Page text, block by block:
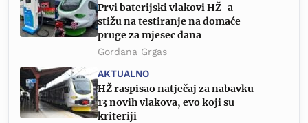
Prvi baterijski vlakovi HŽ-a
stižu na testiranje na domaće
pruge za mjesec dana
Gordana Grgas
AKTUALNO
HŽ raspisao natječaj za nabavku
13 novih vlakova, evo koji su
kriteriji